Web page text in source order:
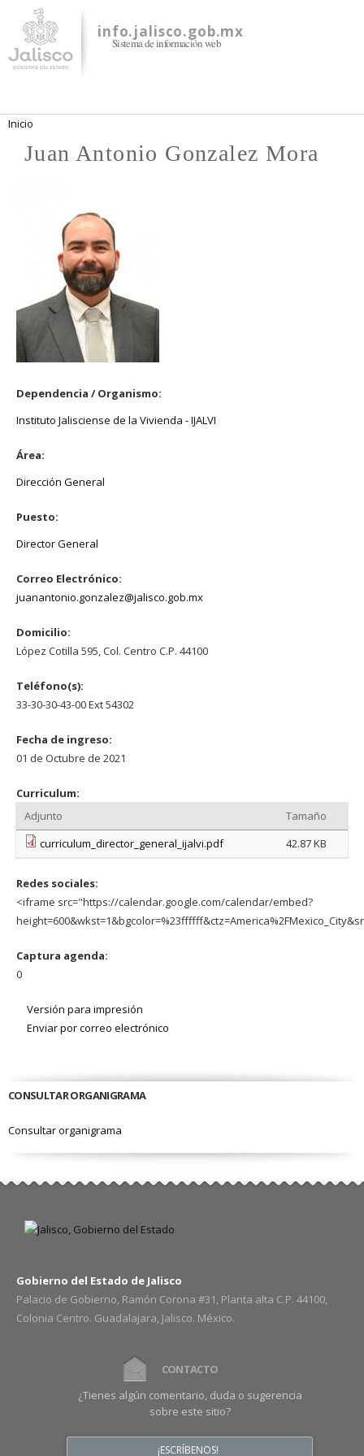
contenido
principal
info.jalisco.gob.mx
Sistema de información web
Se encuentra usted aquí
Inicio
Juan Antonio Gonzalez Mora
Dependencia / Organismo:
Instituto Jalisciense de la Vivienda - IJALVI
Área:
Dirección General
Puesto:
Director General
Correo Electrónico:
juanantonio.gonzalez@jalisco.gob.mx
Domicilio:
López Cotilla 595, Col. Centro C.P. 44100
Teléfono(s):
33-30-30-43-00 Ext 54302
Fecha de ingreso:
01 de Octubre de 2021
Curriculum:
Adjunto
Tamaño
curriculum_director_general_ijalvi.pdf
42.87 KB
Redes sociales:
<iframe src="https://calendar.google.com/calendar/embed?
Captura agenda:
0
Versión para impresión
Enviar por correo electrónico
CONSULTAR ORGANIGRAMA
Consultar organigrama
Gobierno del Estado de Jalisco
Palacio de Gobierno, Ramón Corona #31, Planta alta C.P. 44100,
Colonia Centro. Guadalajara, Jalisco. México.
CONTACTO
¿Tienes algún comentario, duda o sugerencia
sobre este sitio?
¡ESCRÍBENOS!